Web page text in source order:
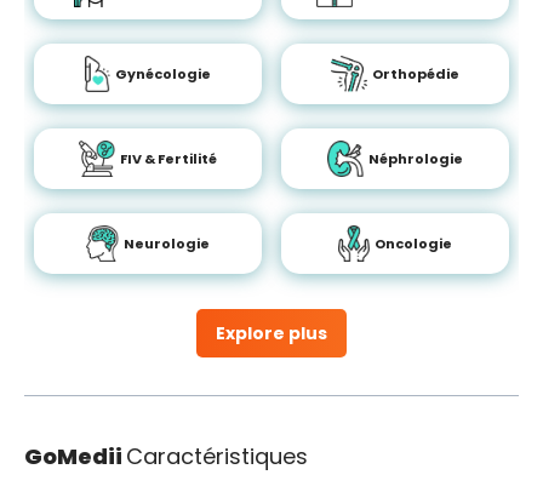
Explore plus
Gynécologie Orthopédie
FIV & Fertilité Néphrologie
Neurologie Oncologie
GoMedii Caractéristiques